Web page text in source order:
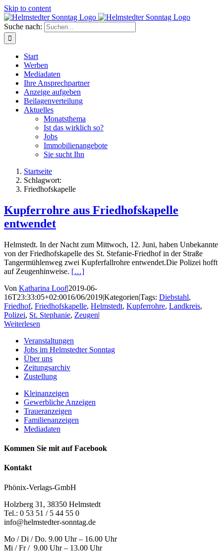
Skip to content
Suche nach:
Start
Werben
Mediadaten
Ihre Ansprechpartner
Anzeige aufgeben
Beilagenverteilung
Aktuelles
Monatsthema
Ist das wirklich so?
Jobs
Immobilienangebote
Sie sucht Ihn
Startseite
Schlagwort:
Friedhofskapelle
Kupferrohre aus Friedhofskapelle
entwendet
Helmstedt. In der Nacht zum Mittwoch, 12. Juni, haben Unbekannte
von der Friedhofskapelle des St. Stefanie-Friedhof in der Straße
Tangermühlenweg zwei Kupferfallrohre entwendet.Die Polizei hofft
auf Zeugenhinweise. […]
Von Katharina Loof|2019-06-
16T23:33:05+02:0016/06/2019|Kategorien|Tags: Diebstahl,
Friedhof, Friedhofskapelle, Helmstedt, Kupferrohre, Landkreis,
Polizei, St. Stephanie, Zeugen|
Weiterlesen
Veranstaltungen
Jobs im Helmstedter Sonntag
Über uns
Zeitungsarchiv
Zustellung
Kleinanzeigen
Gewerbliche Anzeigen
Traueranzeigen
Familienanzeigen
Mediadaten
Kommen Sie mit auf Facebook
Kontakt
Phönix-Verlags-GmbH
Holzberg 31, 38350 Helmstedt
Tel.: 0 53 51 / 5 44 55 0
info@helmstedter-sonntag.de
Mo / Di / Do. 9.00 Uhr – 16.00 Uhr
Mi / Fr / 9.00 Uhr – 13.00 Uhr